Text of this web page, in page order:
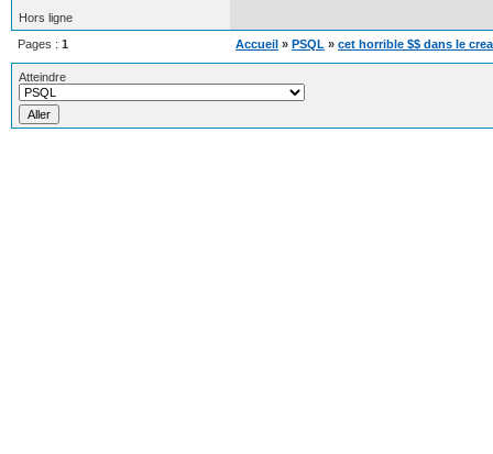
Hors ligne
Pages : 1 Accueil » PSQL » cet horrible $$ dans le
Atteindre